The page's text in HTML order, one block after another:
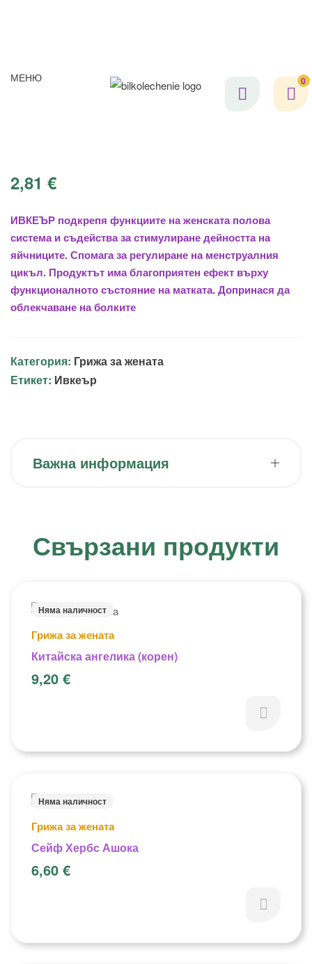
МЕНЮ 0
2,81 €
ИВКЕЪР подкрепя функциите на женската полова
система и съдейства за стимулиране дейността на
яйчниците. Спомага за регулиране на менструалния
цикъл. Продуктът има благоприятен ефект върху
функционалното състояние на матката. Допринася да
облекчаване на болките
Категория: Грижа за жената
Етикет: Ивкеър
Важна информация
Свързани продукти
Няма наличност
Грижа за жената
Китайска ангелика (корен)
9,20 €
Няма наличност
Грижа за жената
Сейф Хербс Ашока
6,60 €